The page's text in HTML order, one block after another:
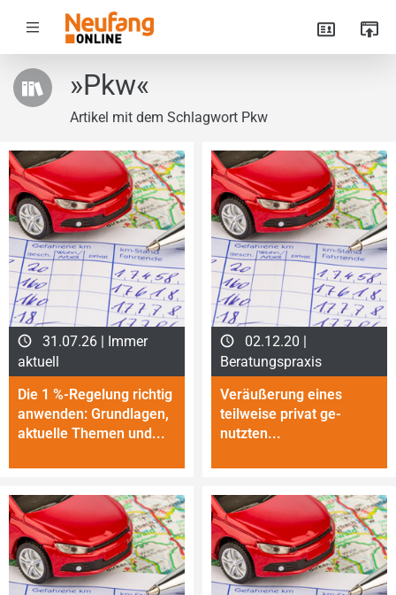
»Pkw«
Artikel mit dem Schlagwort Pkw
31.07.26 | Immer
aktuell
Die 1 %-Regelung richtig
anwenden: Grundlagen,
aktuelle Themen und...
02.12.20 |
Beratungspraxis
Veräußerung eines
teilweise privat ge­
nutzten...